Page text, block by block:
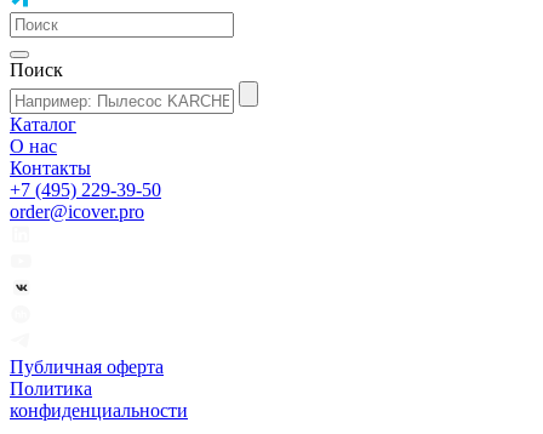
Поиск
Каталог
О нас
Контакты
+7 (495) 229-39-50
order@icover.pro
Публичная оферта
Политика
конфиденциальности